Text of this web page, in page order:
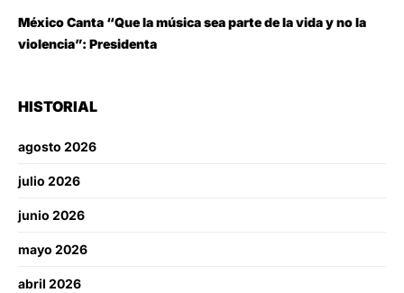
México Canta “Que la música sea parte de la vida y no la
violencia”: Presidenta
HISTORIAL
agosto 2026
julio 2026
junio 2026
mayo 2026
abril 2026